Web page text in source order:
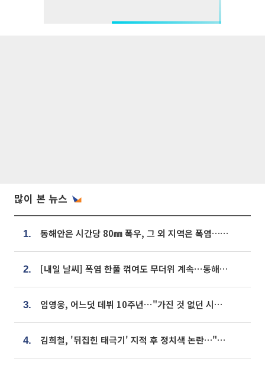
많이 본 뉴스
1. 동해안은 시간당 80㎜ 폭우, 그 외 지역은 폭염…‘극과 극 날씨’
2. [내일 날씨] 폭염 한풀 꺾여도 무더위 계속⋯동해안 이틀 연속 비
3. 임영웅, 어느덧 데뷔 10주년⋯"가진 것 없던 시절, 내 앞엔 20명의 팬뿐"
4. 김희철, '뒤집힌 태극기' 지적 후 정치색 논란…"좌우 떠나 우리나라 국기"